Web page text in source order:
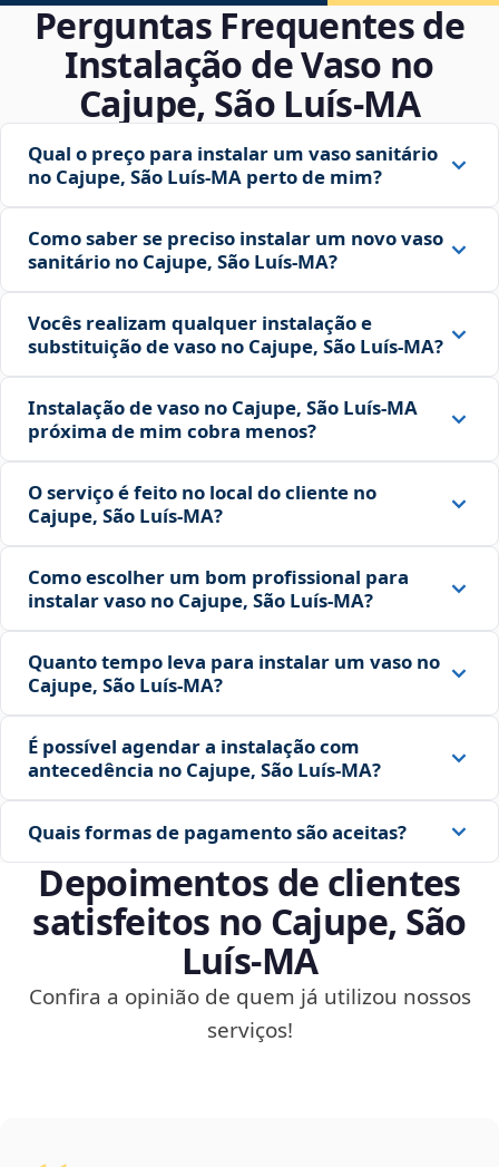
Perguntas Frequentes de
Instalação de Vaso no
Cajupe, São Luís‑MA
Qual o preço para instalar um vaso sanitário
no Cajupe, São Luís‑MA perto de mim?
Como saber se preciso instalar um novo vaso
sanitário no Cajupe, São Luís‑MA?
Vocês realizam qualquer instalação e
substituição de vaso no Cajupe, São Luís‑MA?
Instalação de vaso no Cajupe, São Luís‑MA
próxima de mim cobra menos?
O serviço é feito no local do cliente no
Cajupe, São Luís‑MA?
Como escolher um bom profissional para
instalar vaso no Cajupe, São Luís‑MA?
Quanto tempo leva para instalar um vaso no
Cajupe, São Luís‑MA?
É possível agendar a instalação com
antecedência no Cajupe, São Luís‑MA?
Quais formas de pagamento são aceitas?
Depoimentos de clientes
satisfeitos no Cajupe, São
Luís‑MA
Confira a opinião de quem já utilizou nossos
serviços!